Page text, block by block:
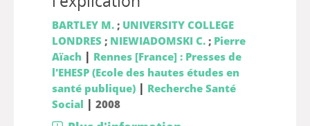
BARTLEY M.; UNIVERSITY COLLEGE
LONDRES ; NIEWIADOMSKI C.; Pierre
Aïach | Rennes [France] : Presses de
l'EHESP (Ecole des hautes études en
santé publique)| Recherche Santé
Social | 2008